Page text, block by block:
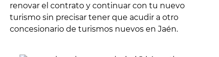
renovar el contrato y continuar con tu nuevo
turismo sin precisar tener que acudir a otro
concesionario de turismos nuevos en Jaén.